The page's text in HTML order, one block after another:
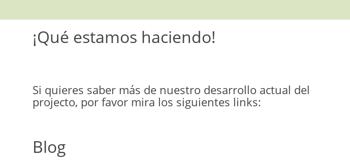
¡Qué estamos haciendo!
Si quieres saber más de nuestro desarrollo actual del
projecto, por favor mira los siguientes links:
Blog